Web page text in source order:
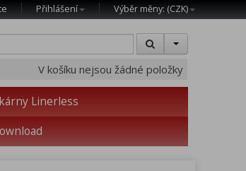
Přihlášení Výběr měny: (CZK)
V košíku nejsou žádné položky
Linerless